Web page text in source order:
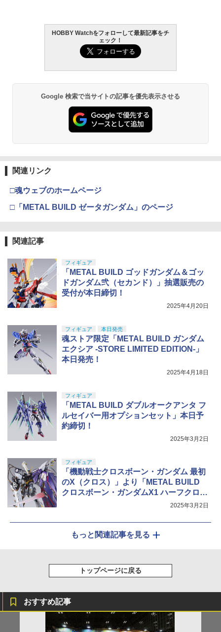
HOBBY Watchをフォローして最新記事をチ
ェック！
Google 検索で当サイトの記事を優先表示させる
関連リンク
□魂ウェブのホームページ
□「METAL BUILD ゼータガンダム」のページ
関連記事
フィギュア
「METAL BUILD ゴッドガンダム＆ゴッ
ドガンダム弐（セカンド）」抽選販売の
受付が本日締切！
2025年4月20日
フィギュア 本日発売
魂ストア限定「METAL BUILD ガンダム
エクシア -STORE LIMITED EDITION-」
本日発売！
2025年4月18日
フィギュア
「METAL BUILD ダブルオークアンタ フ
ルセイバー用オプションセット」本日予
約締切！
2025年3月2日
フィギュア
「機動戦士クロスボーン・ガンダム 最初
のX（クロス）」より「METAL BUILD
クロスボーン・ガンダムX1 ハーフクロス
（キンケドゥ搭乗仕様）」本日予約締
2025年3月2日
もっと関連記事を見る
トップページに戻る
おすすめ記事